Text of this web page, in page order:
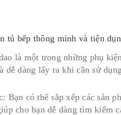
tủ bếp thông minh và tiện
là một trong những phụ
dễ dàng lấy ra khi cần sử
Bạn có thể sắp xếp các sản
cho bạn dễ dàng tìm kiếm